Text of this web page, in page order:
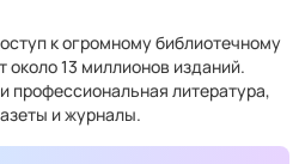
к огромному библиотечному
13 миллионов изданий.
профессиональная литература,
и журналы.